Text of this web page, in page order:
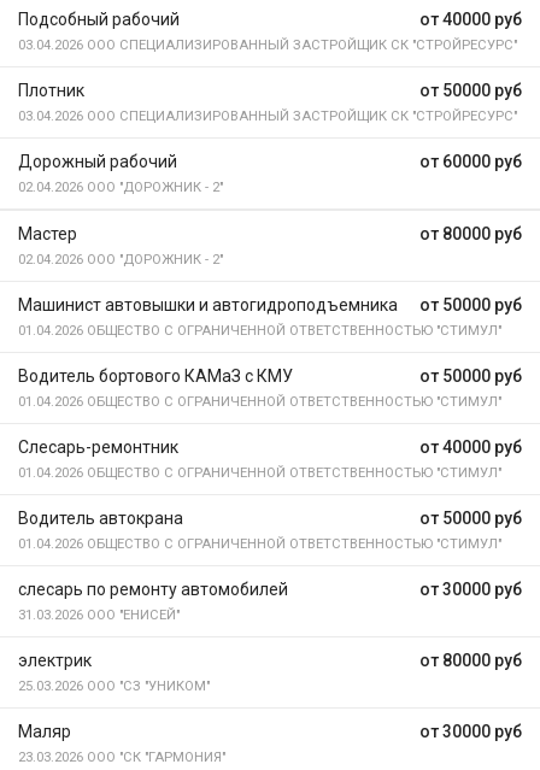
от 40000 руб
Подсобный рабочий
03.04.2026 ООО СПЕЦИАЛИЗИРОВАННЫЙ ЗАСТРОЙЩИК СК "СТРОЙРЕСУРС"
от 50000 руб
Плотник
03.04.2026 ООО СПЕЦИАЛИЗИРОВАННЫЙ ЗАСТРОЙЩИК СК "СТРОЙРЕСУРС"
от 60000 руб
Дорожный рабочий
02.04.2026 ООО "ДОРОЖНИК - 2"
от 80000 руб
Мастер
02.04.2026 ООО "ДОРОЖНИК - 2"
от 50000 руб
Машинист автовышки и автогидроподъемника
01.04.2026 ОБЩЕСТВО С ОГРАНИЧЕННОЙ ОТВЕТСТВЕННОСТЬЮ "СТИМУЛ"
от 50000 руб
Водитель бортового КАМаЗ с КМУ
01.04.2026 ОБЩЕСТВО С ОГРАНИЧЕННОЙ ОТВЕТСТВЕННОСТЬЮ "СТИМУЛ"
от 40000 руб
Слесарь-ремонтник
01.04.2026 ОБЩЕСТВО С ОГРАНИЧЕННОЙ ОТВЕТСТВЕННОСТЬЮ "СТИМУЛ"
от 50000 руб
Водитель автокрана
01.04.2026 ОБЩЕСТВО С ОГРАНИЧЕННОЙ ОТВЕТСТВЕННОСТЬЮ "СТИМУЛ"
от 30000 руб
слесарь по ремонту автомобилей
31.03.2026 ООО "ЕНИСЕЙ"
от 80000 руб
электрик
25.03.2026 ООО "СЗ "УНИКОМ"
от 30000 руб
Маляр
23.03.2026 ООО "СК "ГАРМОНИЯ"